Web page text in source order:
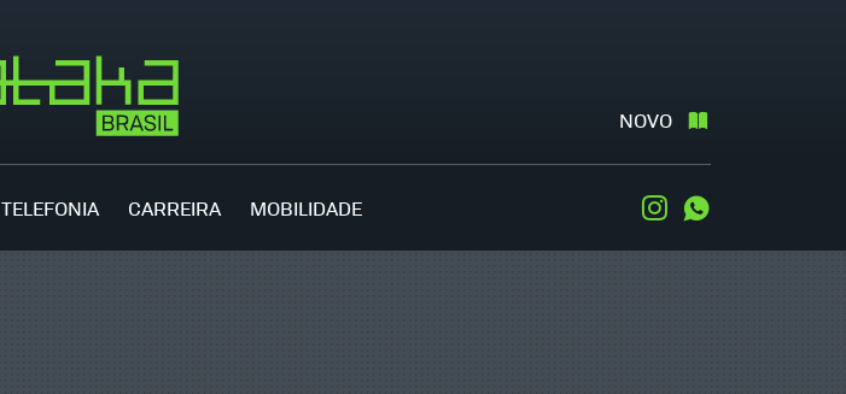
NOVO
TELEFONIA CARREIRA MOBILIDADE Instagram